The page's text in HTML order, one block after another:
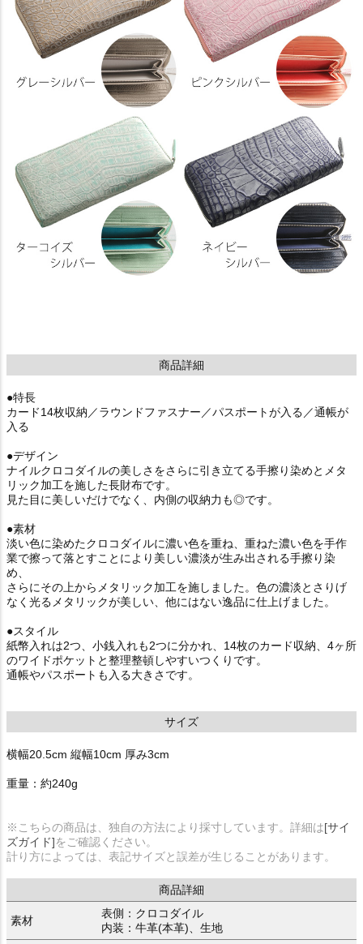
商品詳細
●特長
カード14枚収納／ラウンドファスナー／パスポートが入る／通帳が
入る
●デザイン
ナイルクロコダイルの美しさをさらに引き立てる手擦り染めとメタ
リック加工を施した長財布です。
見た目に美しいだけでなく、内側の収納力も◎です。
●素材
淡い色に染めたクロコダイルに濃い色を重ね、重ねた濃い色を手作
業で擦って落とすことにより美しい濃淡が生み出される手擦り染
め、
さらにその上からメタリック加工を施しました。色の濃淡とさりげ
なく光るメタリックが美しい、他にはない逸品に仕上げました。
●スタイル
紙幣入れは2つ、小銭入れも2つに分かれ、14枚のカード収納、4ヶ所
のワイドポケットと整理整頓しやすいつくりです。
通帳やパスポートも入る大きさです。
サイズ
横幅20.5cm 縦幅10cm 厚み3cm
重量：約240g
※こちらの商品は、独自の方法により採寸しています。詳細は[サイ
ズガイド]をご確認ください。
計り方によっては、表記サイズと誤差が生じることがあります。
商品詳細
素材
表側：クロコダイル
内装：牛革(本革)、生地